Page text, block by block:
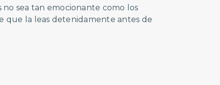
no sea tan emocionante como los
que la leas detenidamente antes de